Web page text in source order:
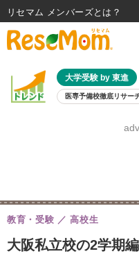
大学受験 by 東進
医専予備校徹底リサー
8月開催
大阪私立校の2学期
教育・受験 高校生
リセマム メンバーズ